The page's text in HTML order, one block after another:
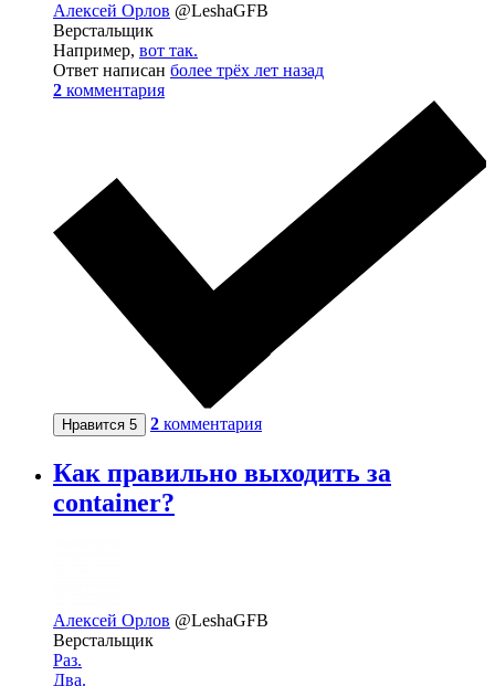
Алексей Орлов @LeshaGFB
Верстальщик
Например, вот так.
Ответ написан более трёх лет назад
2 комментария
Нравится 5 2 комментария
Как правильно выходить за
container?
Алексей Орлов @LeshaGFB
Верстальщик
Раз.
Два.